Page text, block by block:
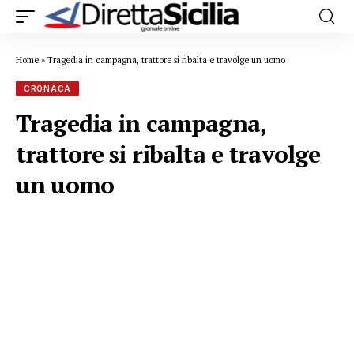
Home » Tragedia in campagna, trattore si ribalta e travolge un uomo
CRONACA
Tragedia in campagna,
trattore si ribalta e travolge
un uomo